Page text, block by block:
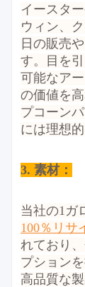
イースタ
ウィン、
日の販売
す。目を
可能なア
の価値を
プコーン
には理想
3. 素材：
当社の1ガ
100％リサ
れており
プション
高品質な